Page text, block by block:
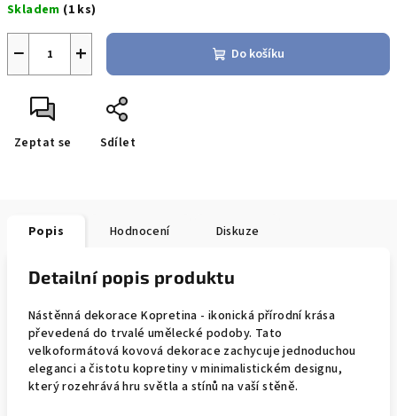
cena:
Skladem (1 ks)
+
− Do košíku
Zeptat se Sdílet
Popis Hodnocení Diskuze
Detailní popis produktu
Nástěnná dekorace Kopretina - ikonická přírodní krása
převedená do trvalé umělecké podoby. Tato
velkoformátová kovová dekorace zachycuje jednoduchou
eleganci a čistotu kopretiny v minimalistickém designu,
který rozehrává hru světla a stínů na vaší stěně.